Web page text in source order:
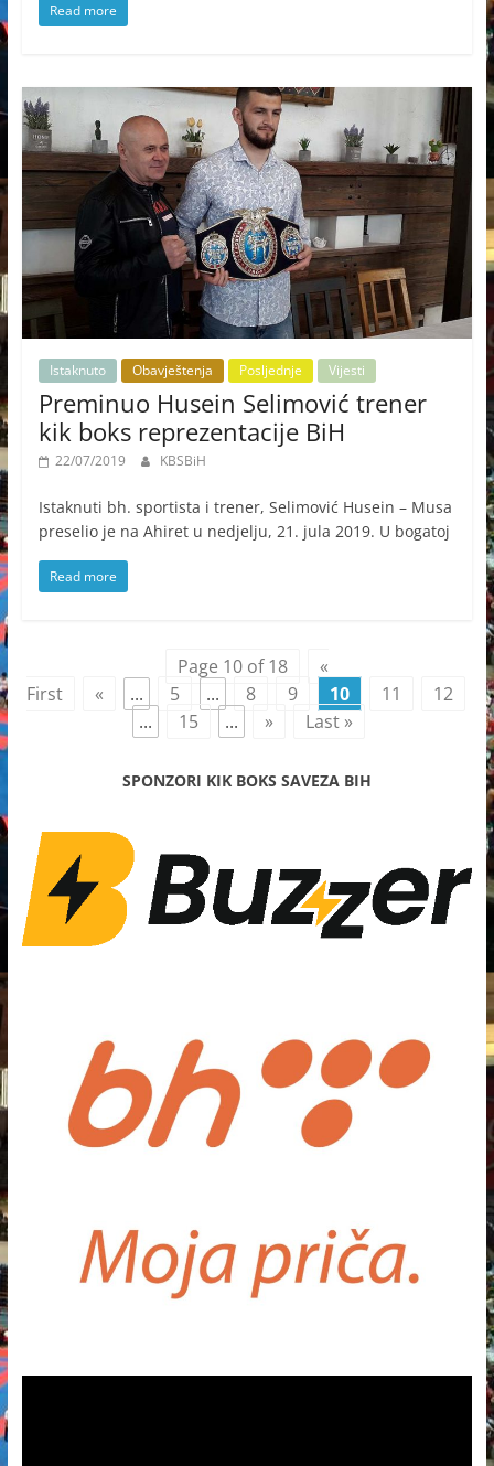
Read more
Istaknuto Obavještenja Posljednje Vijesti
Preminuo Husein Selimović trener
kik boks reprezentacije BiH
22/07/2019 KBSBiH
Istaknuti bh. sportista i trener, Selimović Husein – Musa
preselio je na Ahiret u nedjelju, 21. jula 2019. U bogatoj
Read more
Page 10 of 18
«
First
« ... 5 ... 8 9 10 11
12
...
15 ... » Last »
SPONZORI KIK BOKS SAVEZA BIH